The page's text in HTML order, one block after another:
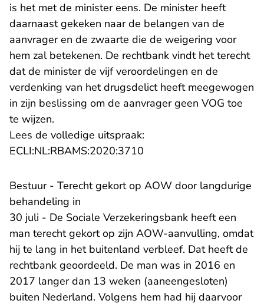
is het met de minister eens. De minister heeft
daarnaast gekeken naar de belangen van de
aanvrager en de zwaarte die de weigering voor
hem zal betekenen. De rechtbank vindt het terecht
dat de minister de vijf veroordelingen en de
verdenking van het drugsdelict heeft meegewogen
in zijn beslissing om de aanvrager geen VOG toe
te wijzen.
Lees de volledige uitspraak:
ECLI:NL:RBAMS:2020:3710
​Bestuur - Terecht gekort op AOW door langdurige
behandeling in
30 juli - De Sociale Verzekeringsbank heeft een
man terecht gekort op zijn AOW-aanvulling, omdat
hij te lang in het buitenland verbleef. Dat heeft de
rechtbank geoordeeld. De man was in 2016 en
2017 langer dan 13 weken (aaneengesloten)
buiten Nederland. Volgens hem had hij daarvoor